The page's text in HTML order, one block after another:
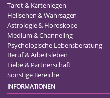
Tarot & Kartenlegen
Hellsehen & Wahrsagen
Astrologie & Horoskope
Medium & Channeling
Psychologische Lebensberatung
Beruf & Arbeitsleben
Liebe & Partnerschaft
Sonstige Bereiche
INFORMATIONEN